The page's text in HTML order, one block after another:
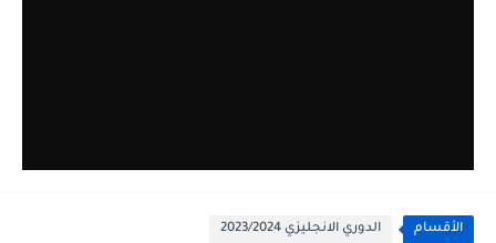
الأقسام الدوري الانجليزي 2023/2024